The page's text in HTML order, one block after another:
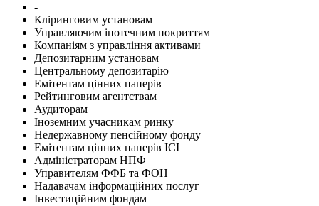
-
Кліринговим установам
Управляючим іпотечним покриттям
Компаніям з управління активами
Депозитарним установам
Центральному депозитарію
Емітентам цінних паперів
Рейтинговим агентствам
Аудиторам
Іноземним учасникам ринку
Недержавному пенсійному фонду
Емітентам цінних паперів ІСІ
Адміністраторам НПФ
Управителям ФФБ та ФОН
Надавачам інформаційних послуг
Інвестиційним фондам